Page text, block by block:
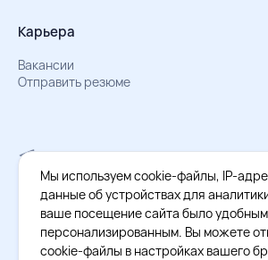
Карьера
Вакансии
Отправить резюме
Мы в Телеграм
Документы об обработке персональных данных
Охрана труда – результаты СОУТ
Официальное приложение
Мы используем cookie-файлы, IP-
данные об устройствах для
ваше посещение сайта было
персонализированным. Вы можете
cookie-файлы в настройках вашего